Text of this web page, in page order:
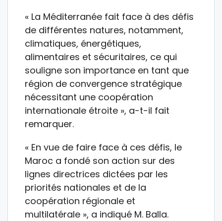
« La Méditerranée fait face à des défis
de différentes natures, notamment,
climatiques, énergétiques,
alimentaires et sécuritaires, ce qui
souligne son importance en tant que
région de convergence stratégique
nécessitant une coopération
internationale étroite », a-t-il fait
remarquer.
« En vue de faire face à ces défis, le
Maroc a fondé son action sur des
lignes directrices dictées par les
priorités nationales et de la
coopération régionale et
multilatérale », a indiqué M. Balla.